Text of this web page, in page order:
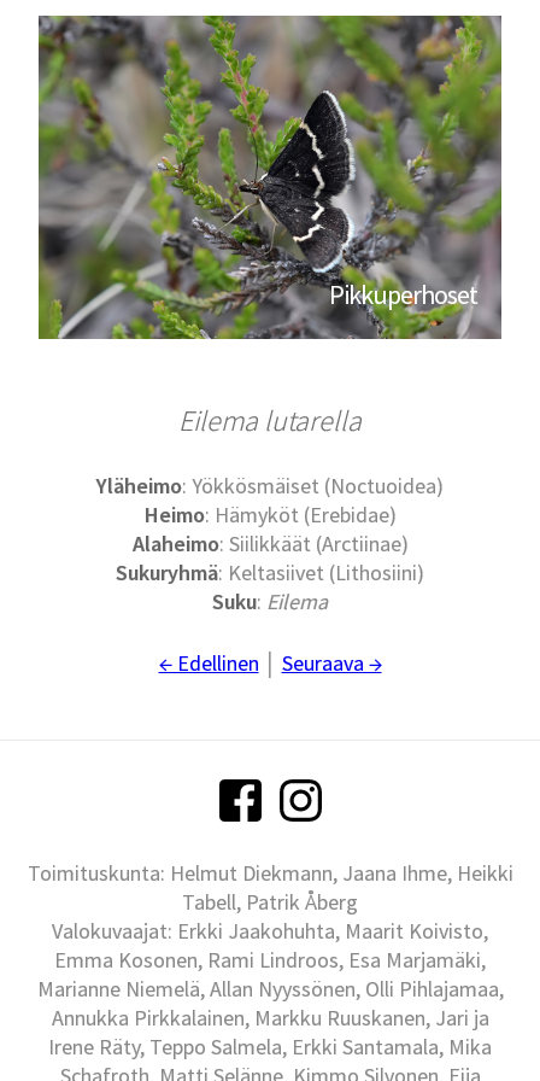
Pikkuperhoset
Eilema lutarella
Yläheimo: Yökkösmäiset (Noctuoidea)
Heimo: Hämyköt (Erebidae)
Alaheimo: Siilikkäät (Arctiinae)
Sukuryhmä: Keltasiivet (Lithosiini)
Suku: Eilema
← Edellinen Seuraava →
Toimituskunta: Helmut Diekmann, Jaana Ihme, Heikki
Tabell, Patrik Åberg
Valokuvaajat: Erkki Jaakohuhta, Maarit Koivisto,
Emma Kosonen, Rami Lindroos, Esa Marjamäki,
Marianne Niemelä, Allan Nyyssönen, Olli Pihlajamaa,
Annukka Pirkkalainen, Markku Ruuskanen, Jari ja
Irene Räty, Teppo Salmela, Erkki Santamala, Mika